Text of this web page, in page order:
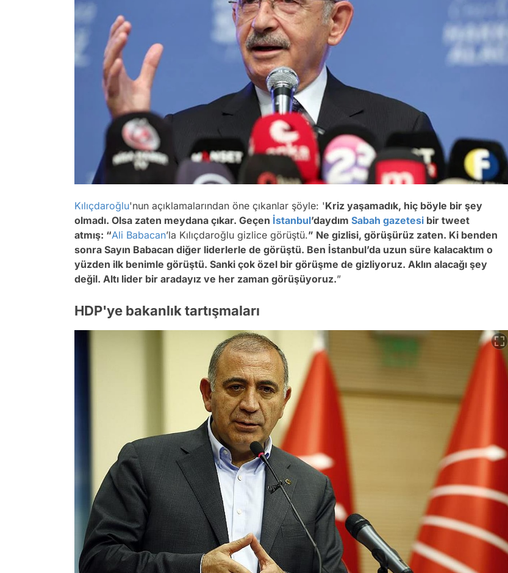
Kılıçdaroğlu'nun açıklamalarından öne çıkanlar şöyle: 'Kriz yaşamadık, hiç böyle bir şey
olmadı. Olsa zaten meydana çıkar. Geçen İstanbul’daydım Sabah gazetesi bir tweet
atmış: “Ali Babacan’la Kılıçdaroğlu gizlice görüştü.” Ne gizlisi, görüşürüz zaten. Ki benden
sonra Sayın Babacan diğer liderlerle de görüştü. Ben İstanbul’da uzun süre kalacaktım o
yüzden ilk benimle görüştü. Sanki çok özel bir görüşme de gizliyoruz. Aklın alacağı şey
değil. Altı lider bir aradayız ve her zaman görüşüyoruz.”
HDP'ye bakanlık tartışmaları